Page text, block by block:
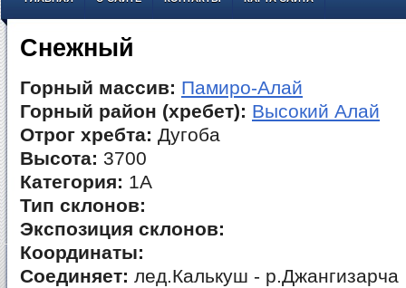
Снежный
Горный массив: Памиро-Алай
Горный район (хребет): Высокий Алай
Отрог хребта: Дугоба
Высота: 3700
Категория: 1А
Тип склонов:
Экспозиция склонов:
Координаты:
Соединяет: лед.Калькуш - р.Джангизарча